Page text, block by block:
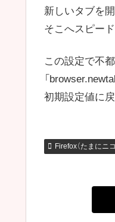
新しいタブを
そこへスピー
この設定で不
「
初期設定値に
Firefox（たまにニコ